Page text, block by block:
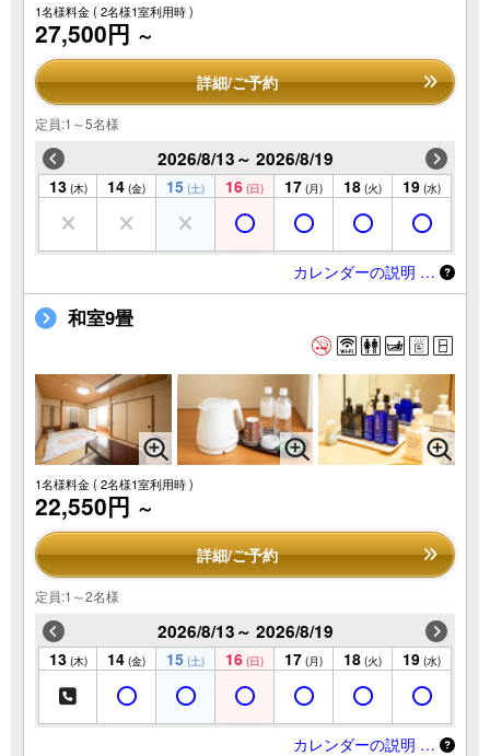
1名様料金( 2名様1室利用時 )
27,500円 ～
詳細/ご予約
定員:1～5名様
2026/8/13～ 2026/8/19
13 (木) 14 (金) 15 (土) 16 (日) 17 (月) 18 (火) 19 (水)
カレンダーの説明 …
和室9畳
1名様料金( 2名様1室利用時 )
22,550円 ～
詳細/ご予約
定員:1～2名様
2026/8/13～ 2026/8/19
13 (木) 14 (金) 15 (土) 16 (日) 17 (月) 18 (火) 19 (水)
カレンダーの説明 …